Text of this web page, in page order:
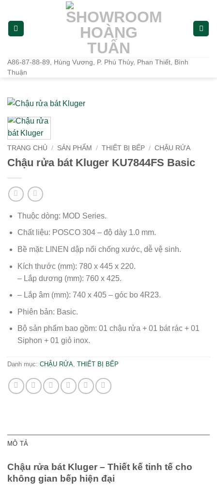
A86-87-88-89, Hùng Vương, P. Phú Thủy, Phan Thiết, Bình
Thuận
TRANG CHỦ / SẢN PHẨM / THIẾT BỊ BẾP / CHẬU RỬA
Chậu rửa bát Kluger KU7844FS Basic
Thuộc dòng: MOD Series.
Chất liệu: POSCO 304 – độ dày 1.0 mm.
Bề mặt: LINEN dập nổi chống xước, dễ vệ sinh.
Kích thước (mm): 780 x 445 x 220.
– Lắp dương (mm): 760 x 425.
– Lắp âm (mm): 740 x 405 – góc bo 4R23.
Phiên bản: Basic.
Bộ sản phẩm bao gồm: 01 chậu rửa + 01 bát rác + 01
Siphon + 01 giỏ inox.
Danh mục: CHẬU RỬA, THIẾT BỊ BẾP
MÔ TẢ
Chậu rửa bát Kluger – Thiết kế tinh tế cho
không gian bếp hiện đại